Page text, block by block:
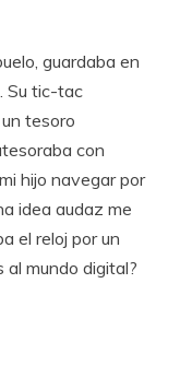
guardaba en
Su tic-tac
tesoro
con
hijo navegar por
idea audaz me
el reloj por un
al mundo digital?